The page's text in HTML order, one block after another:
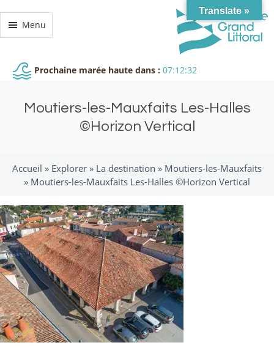
Menu
Prochaine marée haute dans : 07:12:32
Moutiers-les-Mauxfaits Les-Halles
©Horizon Vertical
Accueil » Explorer » La destination » Moutiers-les-Mauxfaits
» Moutiers-les-Mauxfaits Les-Halles ©Horizon Vertical
Translate »